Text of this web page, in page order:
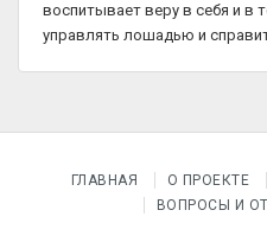
воспитывает веру в себя и в
управлять лошадью и
ГЛАВНАЯ О ПРОЕКТЕ
ВОПРОСЫ И